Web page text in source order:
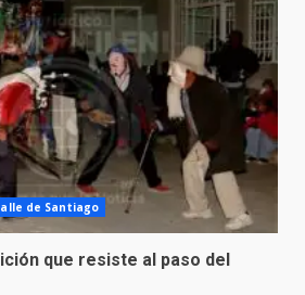
de Santiago
que resiste al paso del